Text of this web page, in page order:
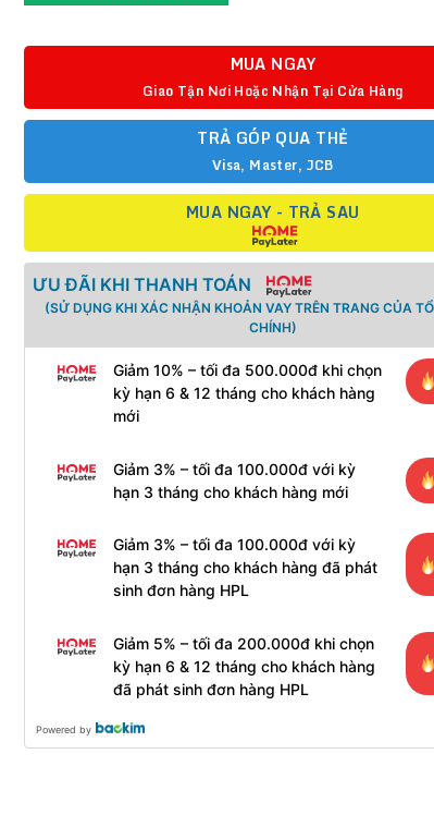
MUA NGAY
Giao Tận Nơi Hoặc Nhận Tại Cửa Hàng
TRẢ GÓP QUA THẺ
Visa, Master, JCB
MUA NGAY - TRẢ SAU
ƯU ĐÃI KHI THANH TOÁN
(SỬ DỤNG KHI XÁC NHẬN KHOẢN VAY TRÊN TRANG CỦA
CHÍNH)
Giảm 10% – tối đa 500.000đ khi chọn
kỳ hạn 6 & 12 tháng cho khách hàng
mới
Giảm 3% – tối đa 100.000đ với kỳ
hạn 3 tháng cho khách hàng mới
Giảm 3% – tối đa 100.000đ với kỳ
hạn 3 tháng cho khách hàng đã phát
sinh đơn hàng HPL
Giảm 5% – tối đa 200.000đ khi chọn
kỳ hạn 6 & 12 tháng cho khách hàng
đã phát sinh đơn hàng HPL
Powered by